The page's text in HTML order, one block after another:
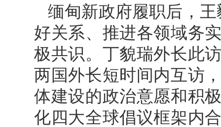
缅甸新政府履职后，
好关系、推进各领域务
极共识。丁貌瑞外长此
两国外长短时间内互访
体建设的政治意愿和积
化四大全球倡议框架内